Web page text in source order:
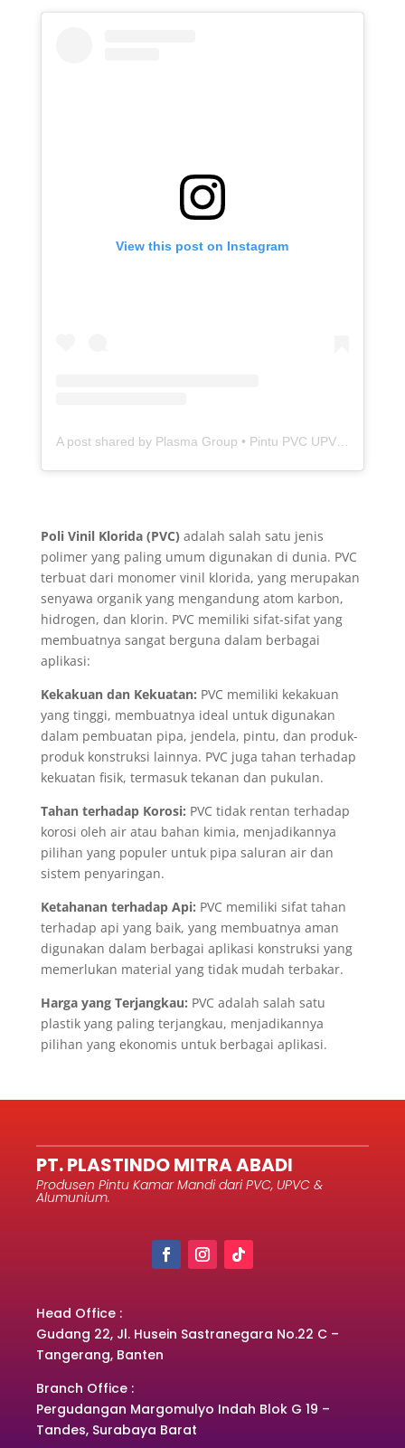
View this post on Instagram
A post shared by Plasma Group • Pintu PVC UPVC Baja Aluminium (@plasma.idn)
Poli Vinil Klorida (PVC) adalah salah satu jenis
polimer yang paling umum digunakan di dunia. PVC
terbuat dari monomer vinil klorida, yang merupakan
senyawa organik yang mengandung atom karbon,
hidrogen, dan klorin. PVC memiliki sifat-sifat yang
membuatnya sangat berguna dalam berbagai
aplikasi:
Kekakuan dan Kekuatan: PVC memiliki kekakuan
yang tinggi, membuatnya ideal untuk digunakan
dalam pembuatan pipa, jendela, pintu, dan produk-
produk konstruksi lainnya. PVC juga tahan terhadap
kekuatan fisik, termasuk tekanan dan pukulan.
Tahan terhadap Korosi: PVC tidak rentan terhadap
korosi oleh air atau bahan kimia, menjadikannya
pilihan yang populer untuk pipa saluran air dan
sistem penyaringan.
Ketahanan terhadap Api: PVC memiliki sifat tahan
terhadap api yang baik, yang membuatnya aman
digunakan dalam berbagai aplikasi konstruksi yang
memerlukan material yang tidak mudah terbakar.
Harga yang Terjangkau: PVC adalah salah satu
plastik yang paling terjangkau, menjadikannya
pilihan yang ekonomis untuk berbagai aplikasi.
PT. PLASTINDO MITRA ABADI
Produsen Pintu Kamar Mandi dari PVC, UPVC &
Alumunium.
Head Office :
Gudang 22, Jl. Husein Sastranegara No.22 C –
Tangerang, Banten
Branch Office :
Pergudangan Margomulyo Indah Blok G 19 –
Tandes, Surabaya Barat